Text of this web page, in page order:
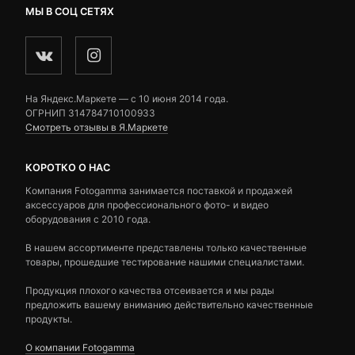
МЫ В СОЦ СЕТЯХ
На Яндекс.Маркете — c 10 июня 2014 года.
ОГРНИП 314784710100933
Смотреть отзывы в Я.Маркете
КОРОТКО О НАС
Компания Fotogamma занимается поставкой и продажей
аксессуаров для профессионального фото- и видео
оборудования с 2010 года.
В нашем ассортименте представлены только качественные
товары, прошедшие тестирование нашими специалистами.
Продукция плохого качества отсеивается и мы рады
предложить вашему вниманию действительно качественные
продукты.
О компании Fotogamma